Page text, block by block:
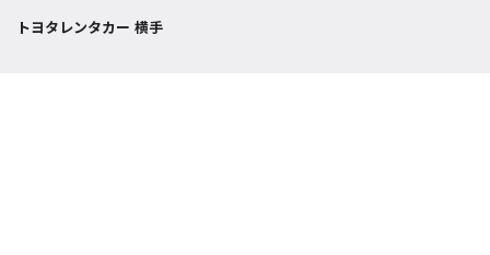
トヨタレンタカー 横手